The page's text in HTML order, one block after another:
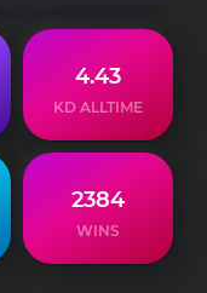
4.43
KD ALLTIME
2384
WINS